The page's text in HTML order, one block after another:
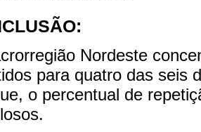
Nordeste
para quatro das seis
o percentual de